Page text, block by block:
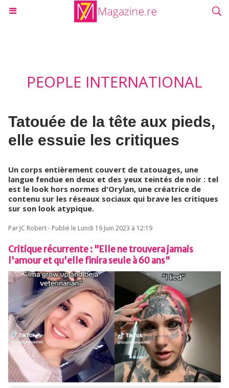
PEOPLE INTERNATIONAL
Tatouée de la tête aux pieds,
elle essuie les critiques
Un corps entièrement couvert de tatouages, une
langue fendue en deux et des yeux teintés de noir : tel
est le look hors normes d'Orylan, une créatrice de
contenu sur les réseaux sociaux qui brave les critiques
sur son look atypique.
Par JC Robert - Publié le Lundi 19 Juin 2023 à 12:19
Critique récurrente : "Elle ne trouvera jamais
l'amour et qu'elle finira seule à 60 ans"